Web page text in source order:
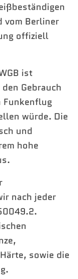
vom Berliner
offiziell
ist
Gebrauch
Funkenflug
würde. Die
und
hohe
nach jeder
sowie die